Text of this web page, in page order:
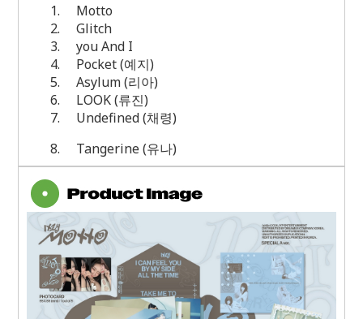
1.
Motto
2.
Glitch
3.
you And I
4.
Pocket (예지)
5.
Asylum (리아)
6.
LOOK (류진)
7.
Undefined (채령)
8.
Tangerine (유나)